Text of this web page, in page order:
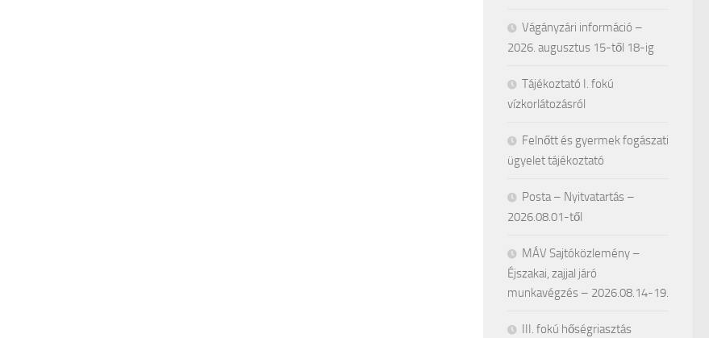
Vágányzári információ –
2026. augusztus 15-től 18-ig
Tájékoztató I. fokú
vízkorlátozásról
Felnőtt és gyermek fogászati
ügyelet tájékoztató
Posta – Nyitvatartás –
2026.08.01-től
MÁV Sajtóközlemény –
Éjszakai, zajjal járó
munkavégzés – 2026.08.14-19.
III. fokú hőségriasztás